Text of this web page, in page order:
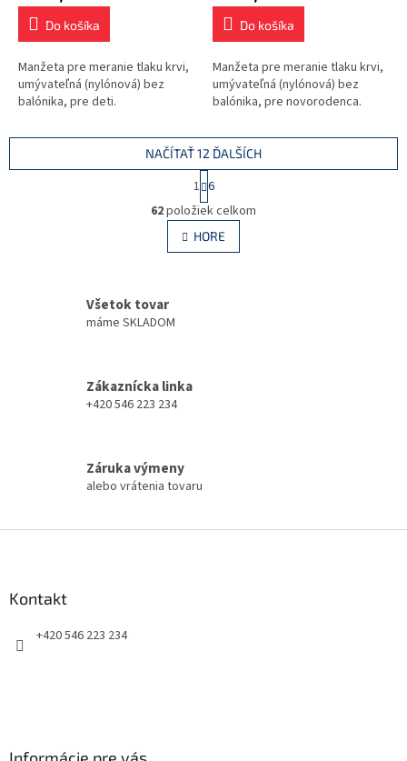
Do košíka
Manžeta pre meranie tlaku krvi,
umývateľná (nylónová) bez
balónika, pre deti.
Do košíka
Manžeta pre meranie tlaku krvi,
umývateľná (nylónová) bez
balónika, pre novorodenca.
O
v
l
á
u
NAČÍTAŤ 12 ĎALŠÍCH
t
r
á
n
k
1 6
62položiek celkom
HORE
Všetok tovar
máme SKLADOM
Zákaznícka linka
+420 546 223 234
Záruka výmeny
alebo vrátenia tovaru
Kontakt
+420 546 223 234